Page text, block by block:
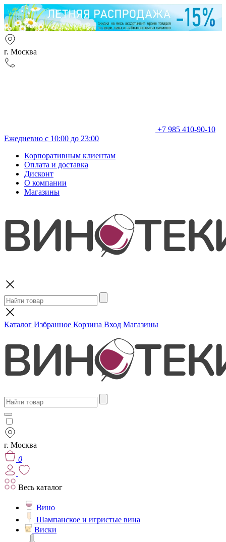
г. Москва
+7 985 410-90-10
Ежедневно с 10:00 до 23:00
Корпоративным клиентам
Оплата и доставка
Дисконт
О компании
Магазины
Каталог Избранное Корзина Вход Магазины
г. Москва
0
Весь каталог
Вино
Шампанское и игристые вина
Виски